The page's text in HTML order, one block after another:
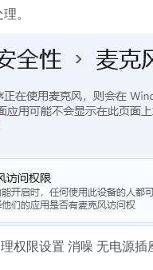
。
权限设置 消噪 无电源